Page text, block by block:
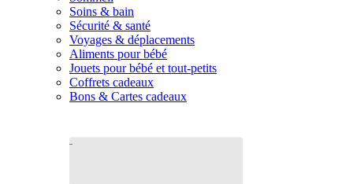
Soins & bain
Sécurité & santé
Voyages & déplacements
Aliments pour bébé
Jouets pour bébé et tout-petits
Coffrets cadeaux
Bons & Cartes cadeaux